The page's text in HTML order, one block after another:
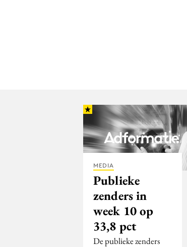
MEDIA
Publieke
zenders in
week 10 op
33,8 pct
De publieke zenders